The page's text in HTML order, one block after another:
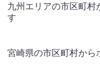
九州エリアの市区町村
す
宮崎県の市区町村から